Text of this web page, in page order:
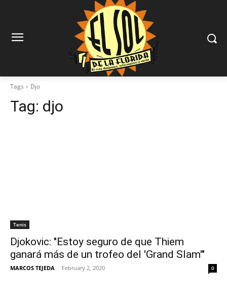
Tags Djo
Tag: djo
Tenis
Djokovic: "Estoy seguro de que Thiem
ganará más de un trofeo del 'Grand Slam'"
MARCOS TEJEDA - February 2, 2020 0